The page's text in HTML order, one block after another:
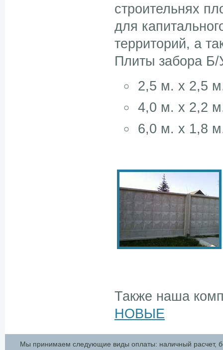
строительнях
для
территорий, а
Плиты забора
2,5 м. х 2,5
4,0 м. х 2,2
6,0 м. х 1,8
Также наша
НОВЫЕ
Мы принимаем следующие виды оплаты: наличный расчет,